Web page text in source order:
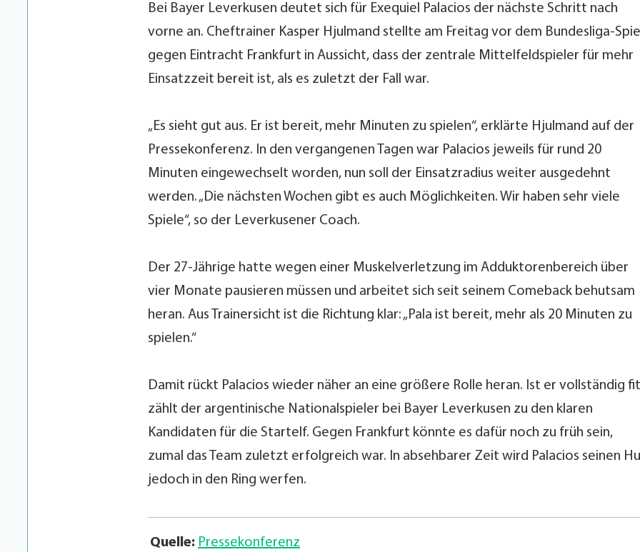
Bei Bayer Leverkusen deutet sich für Exequiel Palacios der nächste Schritt nach
vorne an. Cheftrainer Kasper Hjulmand stellte am Freitag vor dem Bundesliga-
gegen Eintracht Frankfurt in Aussicht, dass der zentrale Mittelfeldspieler für mehr
Einsatzzeit bereit ist, als es zuletzt der Fall war.
„Es sieht gut aus. Er ist bereit, mehr Minuten zu spielen“, erklärte Hjulmand auf der
Pressekonferenz. In den vergangenen Tagen war Palacios jeweils für rund 20
Minuten eingewechselt worden, nun soll der Einsatzradius weiter ausgedehnt
werden. „Die nächsten Wochen gibt es auch Möglichkeiten. Wir haben sehr viele
Spiele“, so der Leverkusener Coach.
Der 27-Jährige hatte wegen einer Muskelverletzung im Adduktorenbereich über
vier Monate pausieren müssen und arbeitet sich seit seinem Comeback behutsam
heran. Aus Trainersicht ist die Richtung klar: „Pala ist bereit, mehr als 20 Minuten zu
spielen.“
Damit rückt Palacios wieder näher an eine größere Rolle heran. Ist er vollständig
zählt der argentinische Nationalspieler bei Bayer Leverkusen zu den klaren
Kandidaten für die Startelf. Gegen Frankfurt könnte es dafür noch zu früh sein,
zumal das Team zuletzt erfolgreich war. In absehbarer Zeit wird Palacios seinen
jedoch in den Ring werfen.
Quelle: Pressekonferenz